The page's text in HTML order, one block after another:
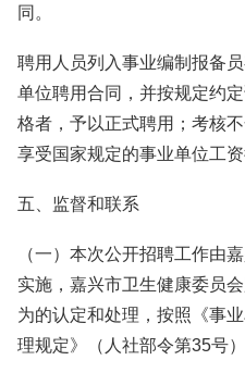
同。
聘用人员列入事业编制报备
单位聘用合同，并按规定约
格者，予以正式聘用；考核
享受国家规定的事业单位工
五、监督和联系
（一）本次公开招聘工作由
实施，嘉兴市卫生健康委员
为的认定和处理，按照《事
理规定》（人社部令第35号）